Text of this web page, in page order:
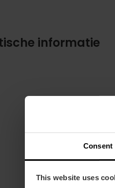
Consent
This website uses
informatie